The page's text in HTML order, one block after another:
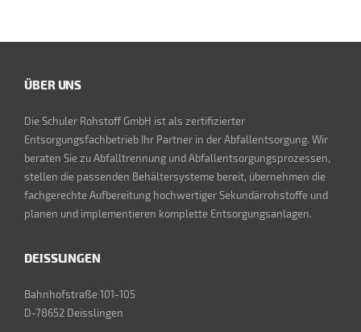
ÜBER UNS
Die Schuler Rohstoff GmbH ist als zertifizierter
Entsorgungsfachbetrieb Ihr Partner in der Abfallentsorgung. Wir
beraten Sie zu Abfalltrennung und Abfallentsorgungsprozessen,
stellen die passenden Behältersysteme bereit, übernehmen die
fachgerechte Aufbereitung hochwertiger Sekundärrohstoffe und
planen und implementieren komplette Entsorgungsanlagen.
DEISSLINGEN
Bahnhofstraße 101-105
D-78652 Deisslingen